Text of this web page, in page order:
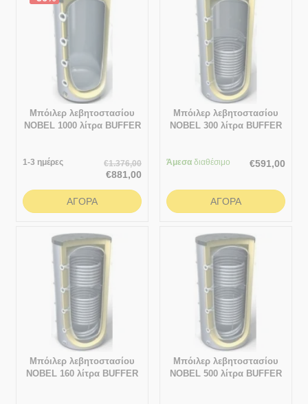
Μπόιλερ λεβητοστασίου
NOBEL 1000 λίτρα BUFFER
1-3 ημέρες €1.376,00
€881,00
ΑΓΟΡΆ
Μπόιλερ λεβητοστασίου
NOBEL 300 λίτρα BUFFER
Άμεσα διαθέσιμο €591,00
ΑΓΟΡΆ
Μπόιλερ λεβητοστασίου
NOBEL 160 λίτρα BUFFER
Μπόιλερ λεβητοστασίου
NOBEL 500 λίτρα BUFFER